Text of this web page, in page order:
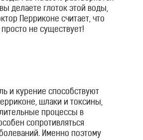
делаете глоток этой воды,
Перриконе считает, что
не существует!
и курение способствуют
шлаки и токсины,
процессы в
сопротивляться
Именно поэтому